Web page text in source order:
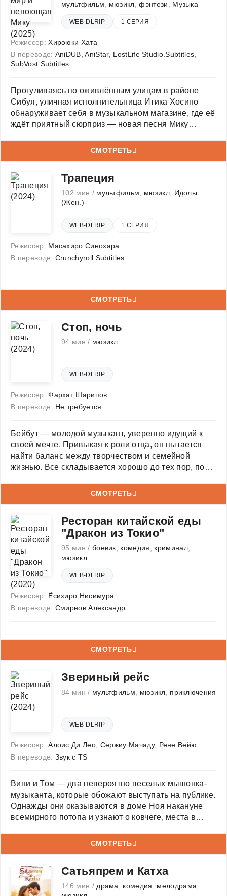
мультфильм
мюзикл ,фэнтези Музыка
WEB-DLRIP 1 СЕРИЯ
Режиссер: Хироюки Хата
В переводе: AniDUB, AniStar, LostLife Studio.Subtitles,
SubVost.Subtitles
Прогуливаясь по оживлённым улицам в районе
Сибуя, уличная исполнительница Итика Хосино
обнаруживает себя в музыкальном магазине, где её
ждёт приятный сюрприз — новая песня Мику
Но на этом неожиданности не заканчиваются —
СМОТРЕТЬ
Трапеция
102 мин / мультфильм мюзикл, Идолы
(Жен.)
WEB-DLRIP 1 СЕРИЯ
Режиссер: Масахиро Синохара
В переводе: Crunchyroll.Subtitles
СМОТРЕТЬ
Стоп, ночь
94 мин / мюзикл
WEB-DLRIP
Режиссер: Фархат Шарипов
В переводе: Не требуется
Бейбут — молодой музыкант, уверенно идущий к
своей мечте. Привыкая к роли отца, он пытается
найти баланс между творчеством и семейной
жизнью. Все складывается хорошо до тех пор, пока
СМОТРЕТЬ
Ресторан китайской еды
"Дракон из Токио"
95 мин / боевик комедия криминал,
мюзикл
WEB-DLRIP
Режиссер: Ёсихиро Нисимура
В переводе: Смирнов Александр
СМОТРЕТЬ
Звериный рейс
84 мин / мультфильм мюзикл приключения
WEB-DLRIP
Режиссер: Алоис Ди Лео Сержиу Мачаду, Рене Вейю
В переводе: Звук с TS
Вини и Том — два невероятно веселых мышонка-
музыканта, которые обожают выступать на публике.
Однажды они оказываются в доме Ноя накануне
всемирного потопа и узнают о ковчеге, места в
придумать хитрый план, чтобы отправиться в
СМОТРЕТЬ
Сатьяпрем и Катха
146 мин / драма комедия мелодрама